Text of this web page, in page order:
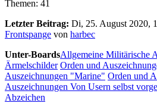
Themen: 41
Letzter Beitrag: Di, 25. August 2020,
Frontspange von harbec
Unter-BoardsAllgemeine Militärische
Ärmelschilder Orden und
Auszeichnungen "Marine" Orden und
Auszeichnungen Von Usern selbst
Abzeichen